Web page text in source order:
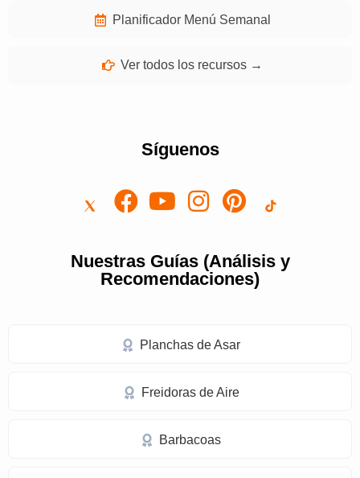
Planificador Menú Semanal
Ver todos los recursos →
Síguenos
Nuestras Guías (Análisis y
Recomendaciones)
Planchas de Asar
Freidoras de Aire
Barbacoas